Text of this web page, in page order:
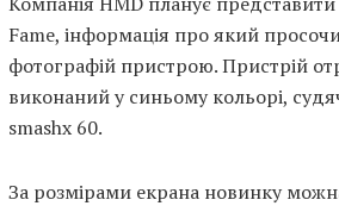
Fame, інформація про який
фотографій пристрою. Пристрій
виконаний у синьому кольорі,
smashx 60.
За розмірами екрана новинку